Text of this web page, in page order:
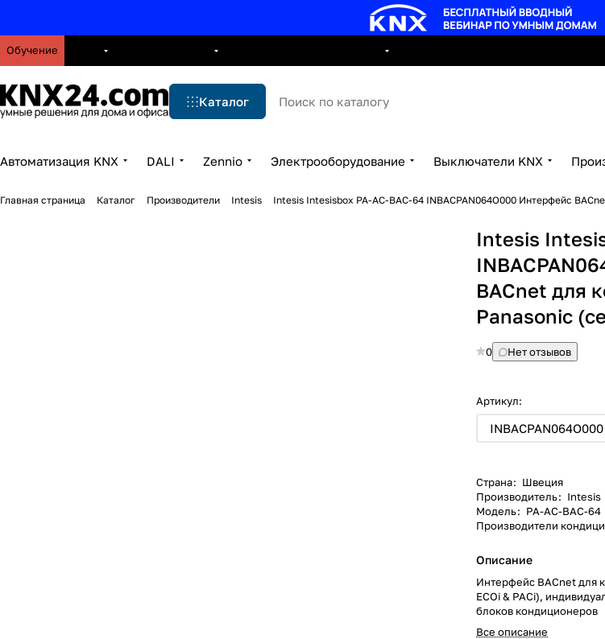
Обучение
Каталог
Автоматизация KNX DALI Zennio Электрооборудование Выключатели KNX
Главная страница Каталог Производители Intesis Intesis Intesisbox PA-AC-BAC-64 INBACPAN064O000 Интерфейс
Intesis
BACnet для
Panasonic
0 Нет отзывов
Артикул:
INBACPAN064O000
Страна: Швеция
Производитель: Intesis
Модель: PA-AC-BAC-64
Производители
Описание
Интерфейс BACnet для
ECOi & PACi),
блоков кондиционеров
Все описание